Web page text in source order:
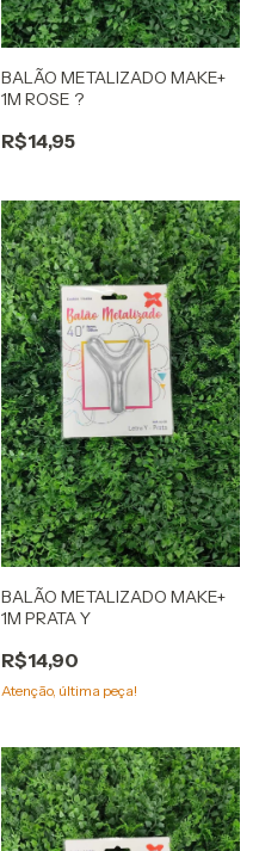
BALÃO METALIZADO MAKE+
1M ROSE ?
R$14,95
BALÃO METALIZADO MAKE+
1M PRATA Y
R$14,90
Atenção, última peça!